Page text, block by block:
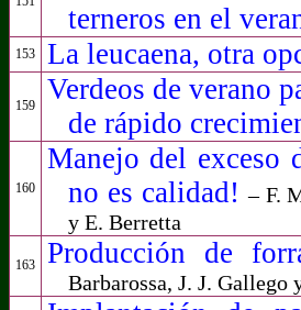
terneros en el
153 La leucaena, otra
159 Verdeos de verano
de rápido
160
Manejo del exceso
no es calidad!– F.
y E. Berretta
163 Producción de
Barbarossa, J. J. Gallego